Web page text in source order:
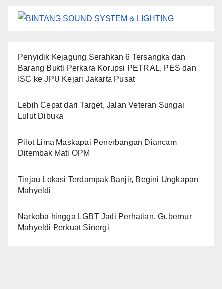
Penyidik Kejagung Serahkan 6 Tersangka dan
Barang Bukti Perkara Korupsi PETRAL, PES dan
ISC ke JPU Kejari Jakarta Pusat
Lebih Cepat dari Target, Jalan Veteran Sungai
Lulut Dibuka
Pilot Lima Maskapai Penerbangan Diancam
Ditembak Mati OPM
Tinjau Lokasi Terdampak Banjir, Begini Ungkapan
Mahyeldi
Narkoba hingga LGBT Jadi Perhatian, Gubernur
Mahyeldi Perkuat Sinergi